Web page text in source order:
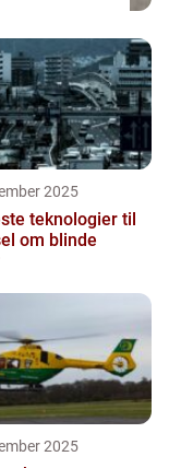
2025
teknologier til
om blinde
2025